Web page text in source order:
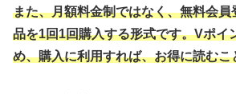
また、月額料金制ではなく、無料会員
品を1回1回購入する形式です。Vポイ
め、購入に利用すれば、お得に読むこ